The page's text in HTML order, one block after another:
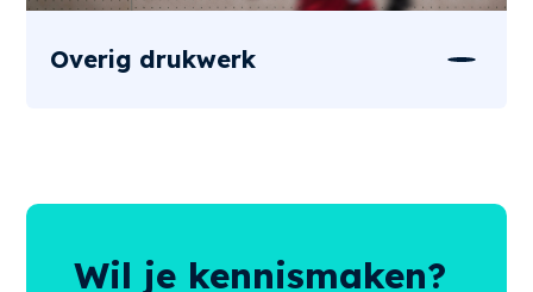
Overig drukwerk
Wil je kennismaken?